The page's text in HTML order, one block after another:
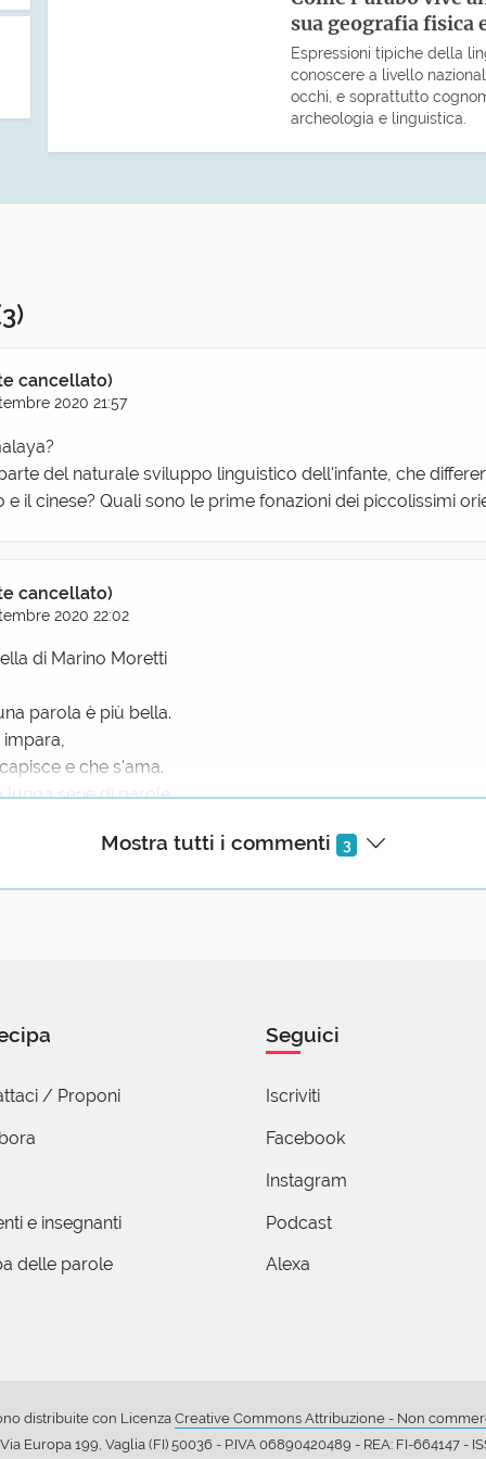
sua geografia fisica
Espressioni tipiche della
conoscere a livello
occhi, e soprattutto
archeologia e linguistica.
Mostra tutti i commenti 3
cancellato)
2020 21:57
del naturale sviluppo linguistico dell'infante, che
il cinese? Quali sono le prime fonazioni dei piccolissimi
cancellato)
2020 22:02
di Marino Moretti
parola è più bella.
impara,
e che s'ama.
lunga serie di parole
domande
cancellato)
del XXIII canto del Paradiso, Dante paragona il gesto del
la madre per mostrarle il proprio affetto a quello dei beati
al cielo in segno di affetto verso Maria:
che 'nver' la mamma
/ Proponi
e insegnanti
delle parole
Seguici
Iscriviti
Facebook
Instagram
Podcast
Alexa
distribuite con Licenza Creative Commons Attribuzione - Non
Europa 199, Vaglia (FI) 50036 - P.IVA 06890420489 - REA: FI-664147 -